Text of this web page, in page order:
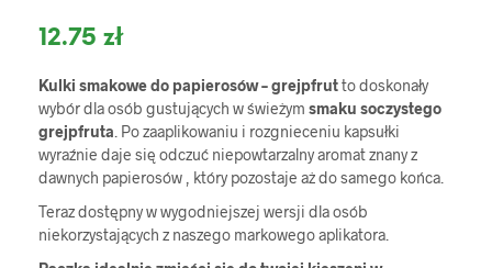
12.75 zł
Kulki smakowe do papierosów – grejpfrutto doskonały
wybór dla osób gustujących w świeżym smaku soczystego
grejpfruta . Po zaaplikowaniu i rozgnieceniu kapsułki
wyraźnie daje się odczuć niepowtarzalny aromat znany z
dawnych papierosów , który pozostaje aż do samego końca.
Teraz dostępny w wygodniejszej wersji dla osób
niekorzystających z naszego markowego aplikatora.